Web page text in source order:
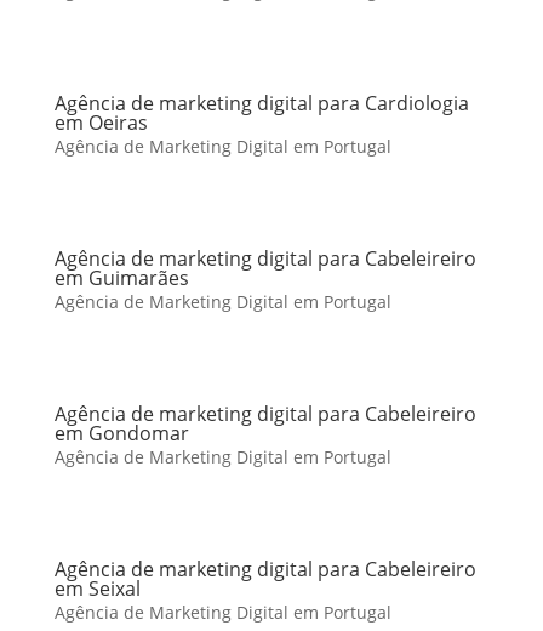
Agência de marketing digital para Cardiologia
em Oeiras
Agência de Marketing Digital em Portugal
Agência de marketing digital para Cabeleireiro
em Guimarães
Agência de Marketing Digital em Portugal
Agência de marketing digital para Cabeleireiro
em Gondomar
Agência de Marketing Digital em Portugal
Agência de marketing digital para Cabeleireiro
em Seixal
Agência de Marketing Digital em Portugal